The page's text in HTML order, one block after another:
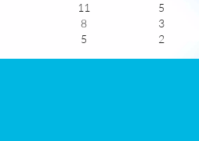
11
5
8
3
5
2